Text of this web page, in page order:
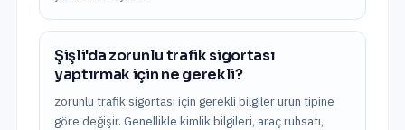
Şişli'da zorunlu trafik sigortası
yaptırmak için ne gerekli?
zorunlu trafik sigortası için gerekli bilgiler ürün tipine
göre değişir. Genellikle kimlik bilgileri, araç ruhsatı,